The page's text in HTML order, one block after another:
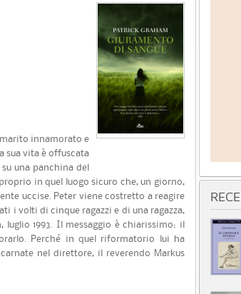
innamorato e
sua vita è offuscata
una panchina del
in quel luogo sicuro che, un giorno,
uccise. Peter viene costretto a reagire
i volti di cinque ragazzi e di una ragazza,
1993. Il messaggio è chiarissimo: il
Perché in quel riformatorio lui ha
nel direttore, il reverendo Markus